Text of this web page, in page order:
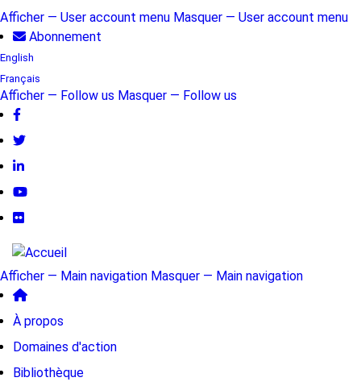
Aller
au
contenu
principal
User
account
menu
Afficher — User account menu Masquer — User account menu
Abonnement
English
Français
Follow
us
Afficher — Follow us Masquer — Follow us
Main
navigation
Afficher — Main navigation Masquer — Main navigation
À propos
Domaines d'action
Bibliothèque